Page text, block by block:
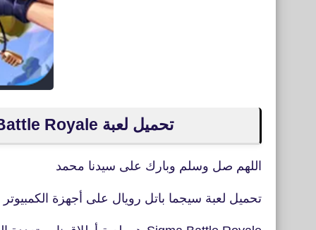
تحميل لعبة Sigma Battle Royale للكمبيوتر على BlueStacks
اللهم صل وسلم وبارك على سيدنا محمد
تحميل لعبة سيجما باتل رويال على أجهزة الكمبيوتر